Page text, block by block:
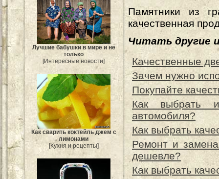
Лучшие бабушки в мире и не
только
[Интересные новости]
Как сварить коктейль джем с
лимонами
[Кухня и рецепты]
Памятники из
качественная
Читать другие
Качественные
Зачем нужно
Покупайте
Как выбрать и
автомобиля?
Как выбрать
Ремонт и замена
дешевле?
Как выбрать